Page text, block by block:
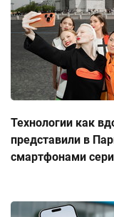
Технологии как
представили в
смартфонами